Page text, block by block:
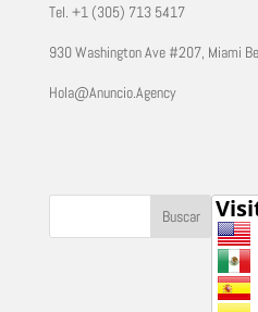
Tel. +1 (305) 713 5417
930 Washington Ave #207, Miami
Hola@Anuncio.Agency